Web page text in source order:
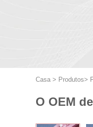
Casa > Produtos>
O OEM